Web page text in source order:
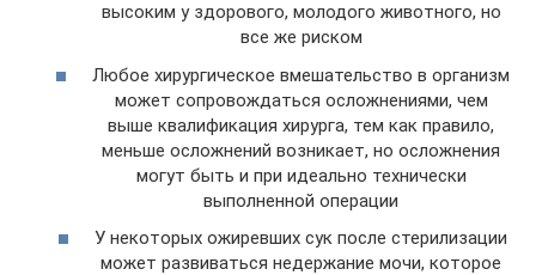
высоким у здорового, молодого животного, но
все же риском
Любое хирургическое вмешательство в организм
может сопровождаться осложнениями, чем
выше квалификация хирурга, тем как правило,
меньше осложнений возникает, но осложнения
могут быть и при идеально технически
выполненной операции
У некоторых ожиревших сук после стерилизации
может развиваться недержание мочи, которое